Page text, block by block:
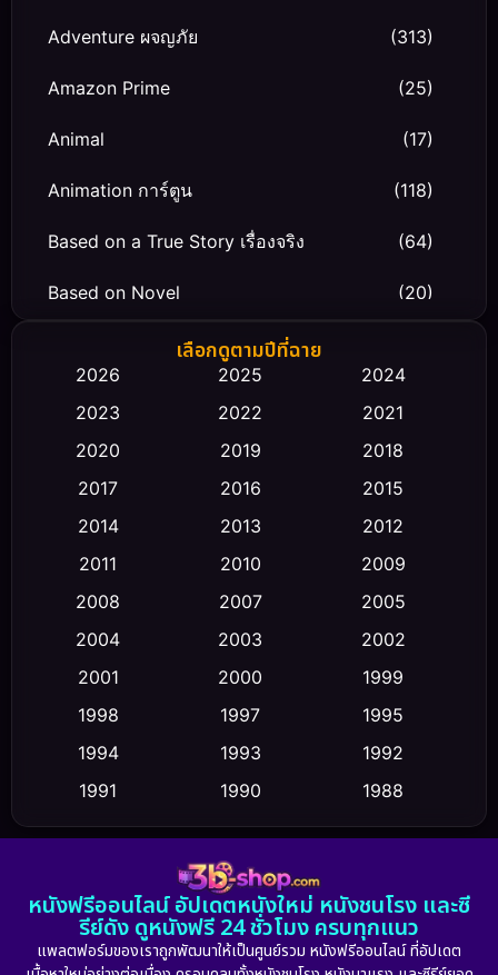
Adventure ผจญภัย (313)
Amazon Prime (25)
Animal (17)
Animation การ์ตูน (118)
Based on a True Story เรื่องจริง (64)
Based on Novel (20)
Biography ชีวิตจริง
Classic หนังคลาสสิก (23)
Comedy ตลก (458)
Conspiracy
Crime อาชญากรรม (347)
Culture (23)
Dance เต้น
Detective สืบสวน (5)
Detective สืบสวน (56)
เลือกดูตามปีที่ฉาย
2026 2025
2024
2023
2022
2021
2020
2019
2018
2017
2016
2015
2014
2013
2012
2011
2010
2009
2008
2007
2005
2004
2003
2002
2001
2000
1999
1998
1997
1995
1994
1993
1992
1991
1990
1988
1986
1985
1983
1981
1974
1971 1962
หนังฟรีออนไลน์ อัปเดตหนังใหม่ หนังชนโรง และซี
รีย์ดัง ดูหนังฟรี 24 ชั่วโมง ครบทุกแนว
แพลตฟอร์มของเราถูกพัฒนาให้เป็นศูนย์รวม หนังฟรีออนไลน์ ที่อัปเดต